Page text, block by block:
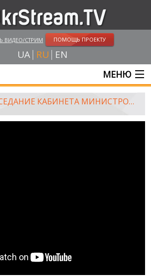
ВИДЕО/СТРИМ ПОМОЩЬ ПРОЕКТУ
UA RU EN
МЕНЮ
ВОЙНА
ЗАСЕДАНИЕ КАБИНЕТА МИНИСТРОВ УКРАИНЫ, 30.12.2015